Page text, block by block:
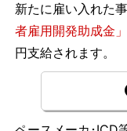
新たに雇い入れた
者雇用開発助成金」
円支給されます。